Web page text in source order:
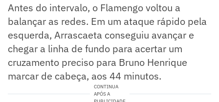
Antes do intervalo, o Flamengo voltou a
balançar as redes. Em um ataque rápido pela
esquerda, Arrascaeta conseguiu avançar e
chegar a linha de fundo para acertar um
cruzamento preciso para Bruno Henrique
marcar de cabeça, aos 44 minutos.
CONTINUA
APÓS A